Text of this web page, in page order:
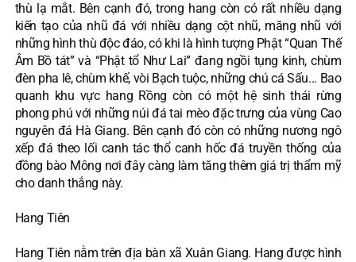
thù lạ mắt. Bên cạnh đó, trong hang còn có rất nhiều dạng
kiến tạo của nhũ đá với nhiều dạng cột nhũ, măng nhũ với
những hình thù độc đáo, có khi là hình tượng Phật “Quan Thế
Âm Bồ tát” và “Phật tổ Như Lai” đang ngồi tụng kinh, chùm
đèn pha lê, chùm khế, vòi Bạch tuộc, những chú cá Sấu... Bao
quanh khu vực hang Rồng còn có một hệ sinh thái rừng
phong phú với những núi đá tai mèo đặc trưng của vùng Cao
nguyên đá Hà Giang. Bên cạnh đó còn có những nương ngô
xếp đá theo lối canh tác thổ canh hốc đá truyền thống của
đồng bào Mông nơi đây càng làm tăng thêm giá trị thẩm mỹ
cho danh thắng này.
Hang Tiên
Hang Tiên nằm trên địa bàn xã Xuân Giang. Hang được hình